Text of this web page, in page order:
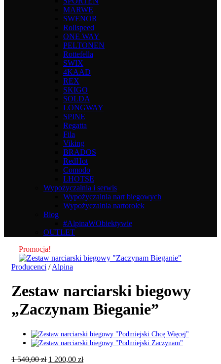
MARWE
SWENOR
Rollspeed
ONE WAY
PELTONEN
Rottefella
SWIX
4KAAD
REX
SKIGO
SOLDA
LONGWAY
SPINE
Regatta
Fila
Viking
BRADOS
RedHot
Comodo
LHOTSE
Wypożyczalnia i serwis
Wypożyczalnia nart biegowych
Wypożyczalnia nartorolek
Blog
#AlpinaWObiektywie
OUTLET
Promocja!
Producenci / Alpina
Zestaw narciarski biegowy
„Zaczynam Bieganie”
1 540,00zł Pierwotna
1 200,00 złAktualna